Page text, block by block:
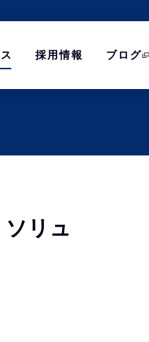
採用情報 ブログ
リュ